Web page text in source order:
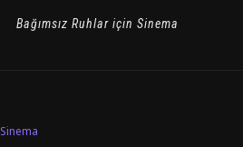
Bağımsız Ruhlar için Sinema
Sinema